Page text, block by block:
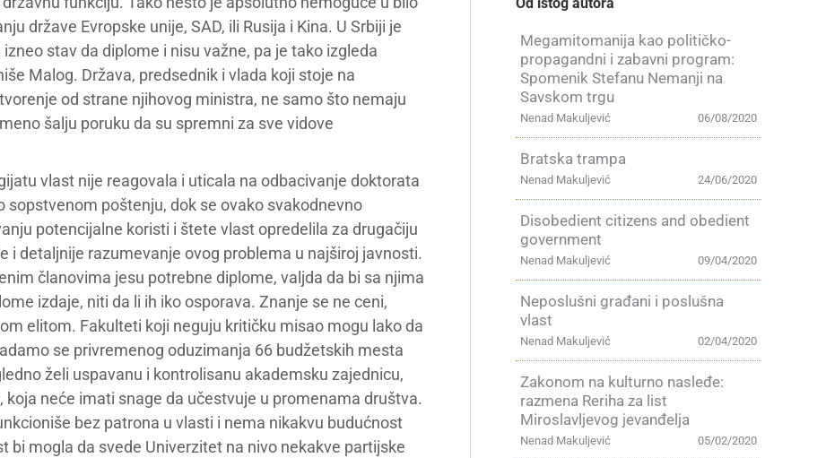
države Evropske unije, SAD, ili Rusija i Kina. U Srbiji je
stav da diplome i nisu važne, pa je tako izgleda
Malog. Država, predsednik i vlada koji stoje na
od strane njihovog ministra, ne samo što nemaju
šalju poruku da su spremni za sve vidove
vlast nije reagovala i uticala na odbacivanje doktorata
sopstvenom poštenju, dok se ovako svakodnevno
potencijalne koristi i štete vlast opredelila za drugačiju
i detaljnije razumevanje ovog problema u najširoj javnosti.
članovima jesu potrebne diplome, valjda da bi sa njima
izdaje, niti da li ih iko osporava. Znanje se ne ceni,
elitom. Fakulteti koji neguju kritičku misao mogu lako da
se privremenog oduzimanja 66 budžetskih mesta
želi uspavanu i kontrolisanu akademsku zajednicu,
neće imati snage da učestvuje u promenama društva.
bez patrona u vlasti i nema nikakvu budućnost
bi mogla da svede Univerzitet na nivo nekakve partijske
Megamitomanija kao političko-
propagandni i zabavni program:
Spomenik Stefanu Nemanji na
Savskom trgu
06/08/2020
Nenad Makuljević
Bratska trampa
24/06/2020
Nenad Makuljević
Disobedient citizens and obedient
government
09/04/2020
Nenad Makuljević
Neposlušni građani i poslušna
vlast
02/04/2020
Nenad Makuljević
Zakonom na kulturno nasleđe:
razmena Reriha za list
Miroslavljevog jevanđelja
05/02/2020
Nenad Makuljević